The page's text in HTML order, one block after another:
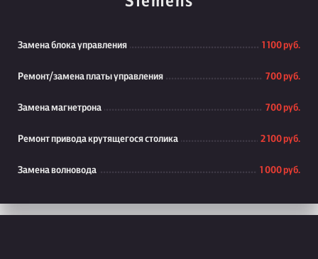
Замена блока управления 1 100 руб.
Ремонт/замена платы управления 700 руб.
Замена магнетрона 700 руб.
Ремонт привода крутящегося столика 2 100 руб.
Замена волновода 1 000 руб.